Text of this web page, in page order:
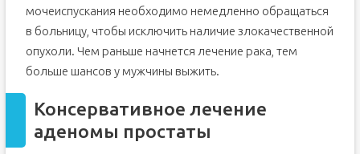
мочеиспускания необходимо немедленно обращаться
в больницу, чтобы исключить наличие злокачественной
опухоли. Чем раньше начнется лечение рака, тем
больше шансов у мужчины выжить.
Консервативное лечение
аденомы простаты